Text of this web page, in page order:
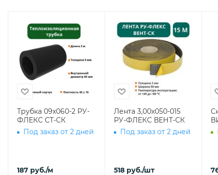
Трубка 09х060-2 РУ-
ФЛЕКС СТ-СК
Под заказ от 2 дней
187 руб./м
Лента 3,00х050-015
РУ-ФЛЕКС ВЕНТ-СК
Под заказ от 2 дней
518 руб./шт